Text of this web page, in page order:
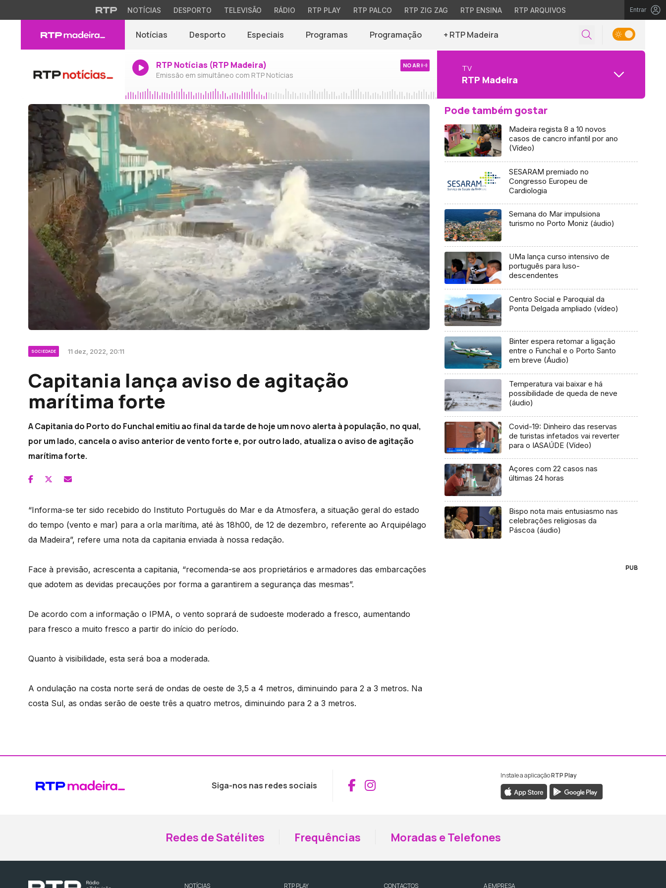
NOTÍCIAS DESPORTO TELEVISÃO RÁDIO RTP PLAY RTP PALCO RTP ZIG ZAG RTP ENSINA RTP ARQUIVOS Entrar
Notícias Desporto Especiais Programas Programação + RTP Madeira
RTP Notícias (RTP Madeira)
Emissão em simultâneo com RTP Notícias
NO AR TV
RTP Madeira
SOCIEDADE 11 dez, 2022, 20:11
Capitania lança aviso de agitação
marítima forte
A Capitania do Porto do Funchal emitiu ao final da tarde de hoje um novo alerta à população, no qual,
por um lado, cancela o aviso anterior de vento forte e, por outro lado, atualiza o aviso de agitação
marítima forte.
“Informa-se ter sido recebido do Instituto Português do Mar e da Atmosfera, a situação geral do estado
do tempo (vento e mar) para a orla marítima, até às 18h00, de 12 de dezembro, referente ao Arquipélago
da Madeira”, refere uma nota da capitania enviada à nossa redação.
Face à previsão, acrescenta a capitania, “recomenda-se aos proprietários e armadores das embarcações
que adotem as devidas precauções por forma a garantirem a segurança das mesmas”.
De acordo com a informação o IPMA, o vento soprará de sudoeste moderado a fresco, aumentando
para fresco a muito fresco a partir do início do período.
Quanto à visibilidade, esta será boa a moderada.
A ondulação na costa norte será de ondas de oeste de 3,5 a 4 metros, diminuindo para 2 a 3 metros. Na
costa Sul, as ondas serão de oeste três a quatro metros, diminuindo para 2 a 3 metros.
Pode também gostar
Madeira regista 8 a 10 novos
casos de cancro infantil por ano
(Vídeo)
SESARAM premiado no
Congresso Europeu de
Cardiologia
Semana do Mar impulsiona
turismo no Porto Moniz (áudio)
UMa lança curso intensivo de
português para luso-
descendentes
Centro Social e Paroquial da
Ponta Delgada ampliado (vídeo)
Binter espera retomar a ligação
entre o Funchal e o Porto Santo
em breve (Áudio)
Temperatura vai baixar e há
possibilidade de queda de neve
(áudio)
Covid-19: Dinheiro das reservas
de turistas infetados vai reverter
para o IASAÚDE (Vídeo)
Açores com 22 casos nas
últimas 24 horas
Bispo nota mais entusiasmo nas
celebrações religiosas da
Páscoa (áudio)
PUB
Siga-nos nas redes sociais Aceder ao Facebook da RTP Madeira
Aceder ao Instagram da RTP Madeira
Instale a aplicaçãoRTP Play
Redes de Satélites Frequências Moradas e Telefones
NOTÍCIAS RTP PLAY CONTACTOS A EMPRESA